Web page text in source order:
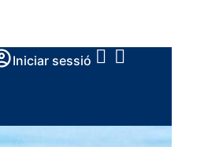
Iniciar sessió